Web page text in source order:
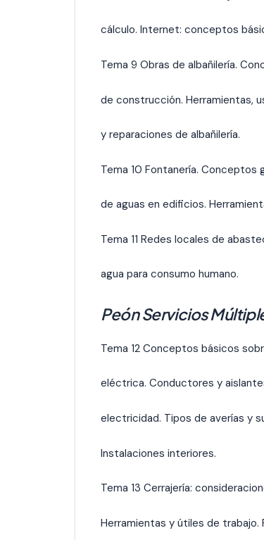
cálculo. Internet: conceptos
Tema 9 Obras de albañilería.
de construcción. Herramientas,
y reparaciones de albañilería.
Tema 10 Fontanería. Conceptos
de aguas en edificios.
Tema 11 Redes locales de
agua para consumo humano.
Peón Servicios
Tema 12 Conceptos básicos
eléctrica. Conductores y
electricidad. Tipos de averías y
Instalaciones interiores.
Tema 13 Cerrajería:
Herramientas y útiles de trabajo.